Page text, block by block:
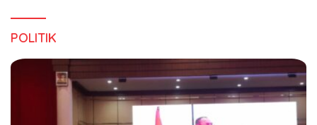
POLITIK